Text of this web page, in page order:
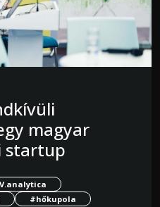
magyar
startup
#hőkupola